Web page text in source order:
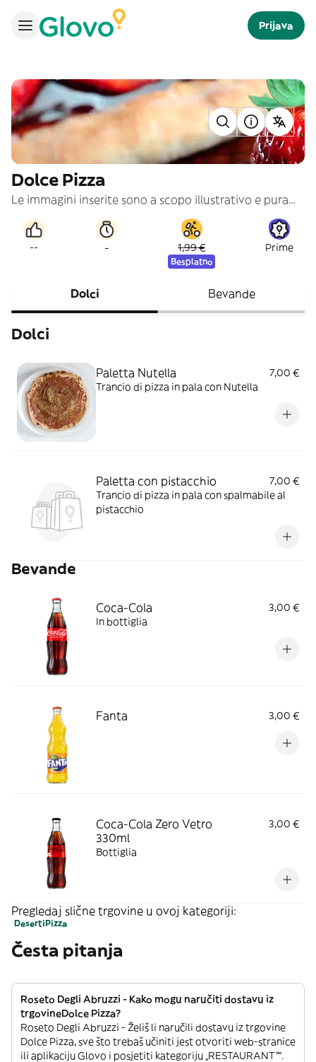
Prijava
Dolce Pizza
Le immagini inserite sono a scopo illustrativo e puramente indicativo
-- - 1,99 €
Besplatno
Prime
Dolci Bevande
Dolci
Paletta Nutella
7,00 €
Trancio di pizza in pala con Nutella
Paletta con pistacchio
7,00 €
Trancio di pizza in pala con spalmabile al
pistacchio
Bevande
Coca-Cola
3,00 €
In bottiglia
Fanta 3,00 €
Coca-Cola Zero Vetro
330ml
3,00 €
Bottiglia
Pregledaj slične trgovine u ovoj kategoriji:
DesertiPizza
Česta pitanja
Roseto Degli Abruzzi - Kako mogu naručiti dostavu iz
trgovineDolce Pizza?
Roseto Degli Abruzzi - Želiš li naručili dostavu iz trgovine
Dolce Pizza, sve što trebaš učiniti jest otvoriti web-stranice
ili aplikaciju Glovo i posjetiti kategoriju „RESTAURANT”“.